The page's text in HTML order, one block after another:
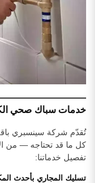
خدمات سباك صحي
تُقدّم شركة سينسبري
كل ما قد تحتاجه — من
تفصيل خدماتنا:
تسليك المجاري بأحدث